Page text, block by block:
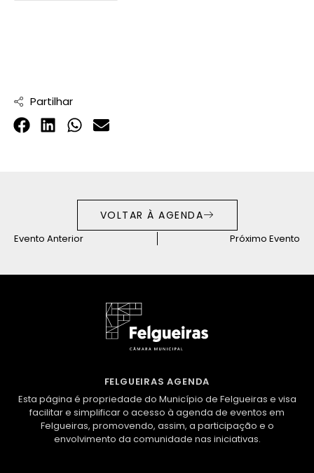
Partilhar
VOLTAR À AGENDA
Evento Anterior Próximo Evento
FELGUEIRAS AGENDA
Esta página é propriedade do Município de Felgueiras e visa
facilitar e simplificar o acesso à agenda de eventos em
Felgueiras, promovendo, assim, a participação e o
envolvimento da comunidade nas iniciativas.